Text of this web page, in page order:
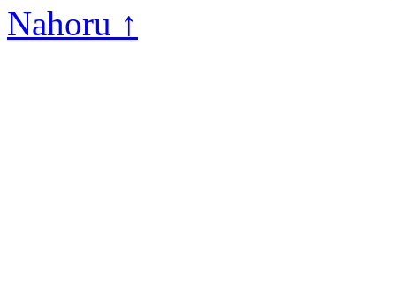
Nahoru ↑